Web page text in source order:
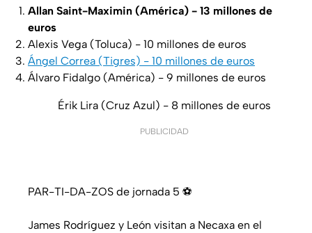
Allan Saint-Maximin (América) - 13 millones de
euros
Alexis Vega (Toluca) - 10 millones de euros
Ángel Correa (Tigres) - 10 millones de euros
Álvaro Fidalgo (América) - 9 millones de euros
Érik Lira (Cruz Azul) - 8 millones de euros
PUBLICIDAD
PAR-TI-DA-ZOS de jornada 5 ⚽
James Rodríguez y León visitan a Necaxa en el